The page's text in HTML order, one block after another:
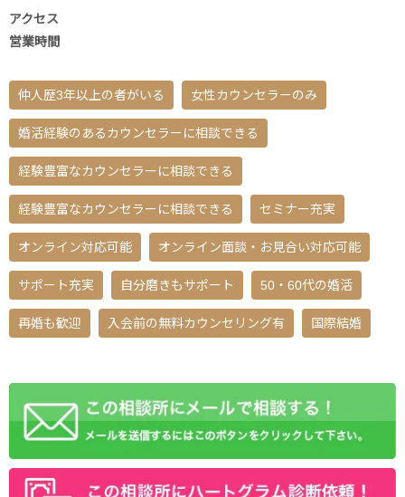
アクセス
営業時間
仲人歴3年以上の者がいる 女性カウンセラーのみ
婚活経験のあるカウンセラーに相談できる
経験豊富なカウンセラーに相談できる
経験豊富なカウンセラーに相談できる セミナー充実
オンライン対応可能 オンライン面談・お見合い対応可能
サポート充実 自分磨きもサポート 50・60代の婚活
再婚も歓迎 入会前の無料カウンセリング有 国際結婚